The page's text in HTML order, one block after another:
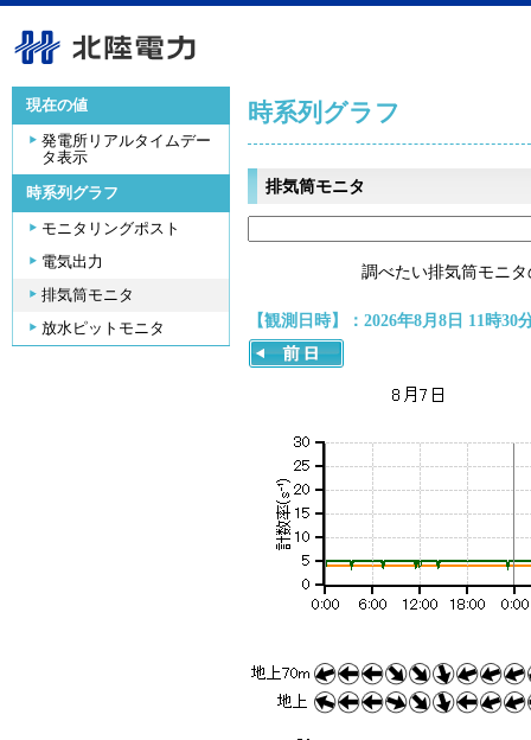
現在の値
発電所リアルタイムデー
タ表示
時系列グラフ
モニタリングポスト
電気出力
排気筒モニタ
放水ピットモニタ
時系列グラフ
排気筒モニタ
調べたい排気筒モニ
【観測日時】：2026年8月8日 11時30